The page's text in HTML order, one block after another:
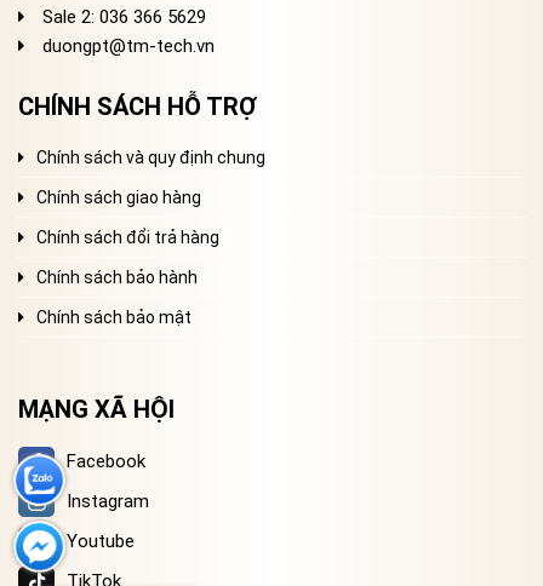
Sale 2: 036 366 5629
duongpt@tm-tech.vn
CHÍNH SÁCH HỖ TRỢ
Chính sách và quy định chung
Chính sách giao hàng
Chính sách đổi trả hàng
Chính sách bảo hành
Chính sách bảo mật
MẠNG XÃ HỘI
Facebook
Instagram
Youtube
TikTok